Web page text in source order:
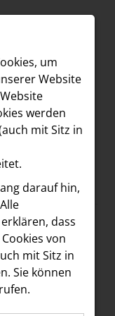
X.O
um
Website
werden
mit Sitz in
darauf hin,
dass
von
mit Sitz in
Sie können